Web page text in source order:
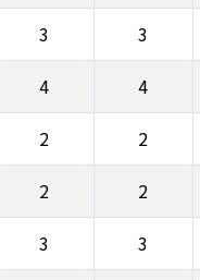
3 3
4 4
2 2
2 2
3 3